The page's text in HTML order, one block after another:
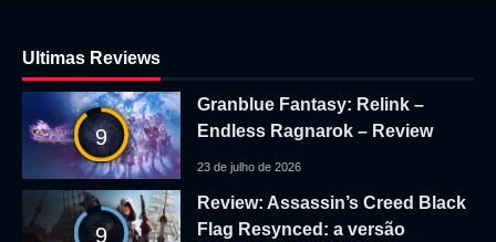
Ultimas Reviews
9
Granblue Fantasy: Relink –
Endless Ragnarok – Review
23 de julho de 2026
9
Review: Assassin’s Creed Black
Flag Resynced: a versão